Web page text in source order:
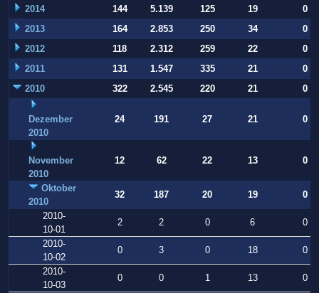
2014
144 5.139 125 19
0
2013
164 2.853 250 34
0
2012
118 2.312 259 22
0
2011
131 1.547 335 21
0
2010
322 2.545 220 21 0
Dezember
2010
24 191 27 21 0
November
2010
12 62 22 13 0
Oktober
2010
32 187 20 19
0
2010-
10-01
2 2 0 6
0
2010-
10-02
0 3 0 18
0
2010-
10-03
0 0 1 13
0